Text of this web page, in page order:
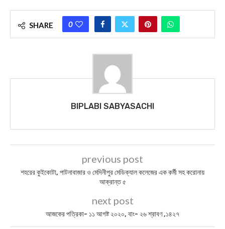
SHARE 0
BIPLABI SABYASACHI
previous post
শহরের কুইকোটা, পাটনাবাজার ও মেদিনীপুর মেডিক্যাল কলেজের এক কর্মী সহ করোনায়
আক্রান্ত ৫
next post
আজকের পত্রিকা- ১১ আগষ্ট ২০২০, বাং- ২৬ শ্রাবণ ,১৪২৭